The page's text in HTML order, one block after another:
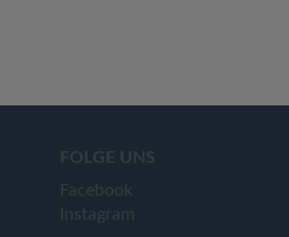
FOLGE UNS
Facebook
Instagram